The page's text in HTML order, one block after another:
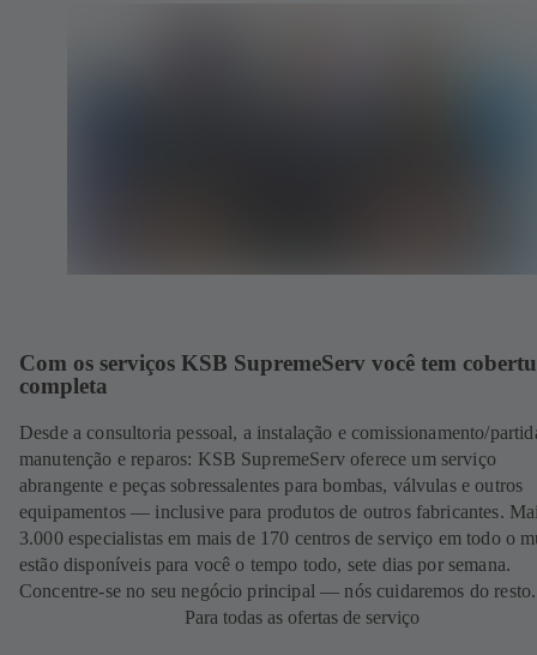
Com os serviços KSB SupremeServ você tem
completa
Desde a consultoria pessoal, a instalação e comissionamento/
manutenção e reparos: KSB SupremeServ oferece um serviço
abrangente e peças sobressalentes para bombas, válvulas e outros
equipamentos — inclusive para produtos de outros fabricantes.
3.000 especialistas em mais de 170 centros de serviço em todo o
estão disponíveis para você o tempo todo, sete dias por semana.
Concentre-se no seu negócio principal — nós cuidaremos do resto.
Para todas as ofertas de serviço